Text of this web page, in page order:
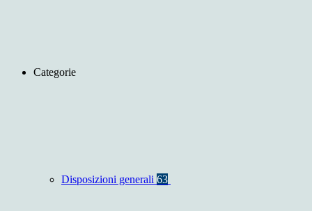
Categorie
Disposizioni generali 63